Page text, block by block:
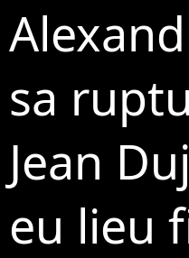
sa
Jean
eu lieu